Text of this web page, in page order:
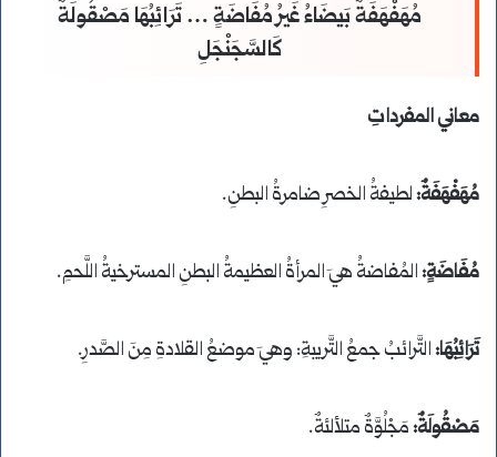
مُهَفْهَفَةٌ بَيضَاءُ غَيرُ مُفَاضَةٍ … تَرَائِبُهَا مَصْقُولَةٌ
كَالسَّجَنْجَلِ
معاني المفرداتِ
مُهَفْهَفَةٌ:لطيفةُ الخصرِ ضامرةُ البطنِ.
مُفَاضَةٍ:المُفاضةُ هيَ المرأةُ العظيمةُ البطنِ المسترخيةُ اللَّحمِ.
تَرَائِبُهَا:التَّرائبُ جمعُ التَّريبةِ: وهيَ موضعُ القلادةِ مِنَ الصَّدرِ.
مَصْقُولَةٌ:مَجْلُوَّةٌ متلألئةٌ.